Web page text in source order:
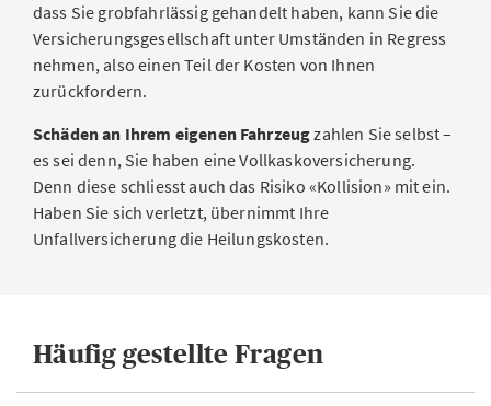
dass Sie grobfahrlässig gehandelt haben, kann Sie die
Versicherungsgesellschaft unter Umständen in Regress
nehmen, also einen Teil der Kosten von Ihnen
zurückfordern.
Schäden an Ihrem eigenen Fahrzeugzahlen Sie selbst –
es sei denn, Sie haben eine Vollkaskoversicherung.
Denn diese schliesst auch das Risiko «Kollision» mit ein.
Haben Sie sich verletzt, übernimmt Ihre
Unfallversicherung die Heilungskosten.
Häufig gestellte Fragen